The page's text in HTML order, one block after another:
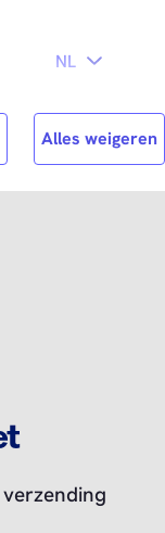
Zoek